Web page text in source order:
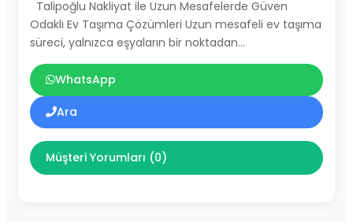
Talipoğlu Nakliyat ile Uzun Mesafelerde Güven
Odaklı Ev Taşıma Çözümleri Uzun mesafeli ev taşıma
süreci, yalnızca eşyaların bir noktadan…
WhatsApp
Ara
Müşteri Yorumları (0)